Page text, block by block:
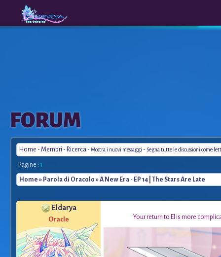
The
Origins
FORUM
Home - Membri - Ricerca - Mostra i nuovi messaggi - Segna tutte le discussioni come
Pagine : 1
Home » Parola di Oracolo » A New Era - EP 14 | The Stars Are Late
Eldarya
Oracle
Your return to El is more